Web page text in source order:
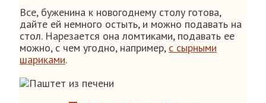
Все, буженина к новогоднему столу готова,
дайте ей немного остыть, и можно подавать на
стол. Нарезается она ломтиками, подавать ее
можно, с чем угодно, например, с сырными
шариками.